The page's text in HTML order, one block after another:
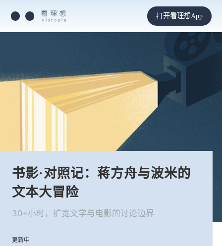
打开看理想App
书影·对照记：蒋方舟与波米的
文本大冒险
30+小时，扩宽文学与电影的讨论边界
更新中